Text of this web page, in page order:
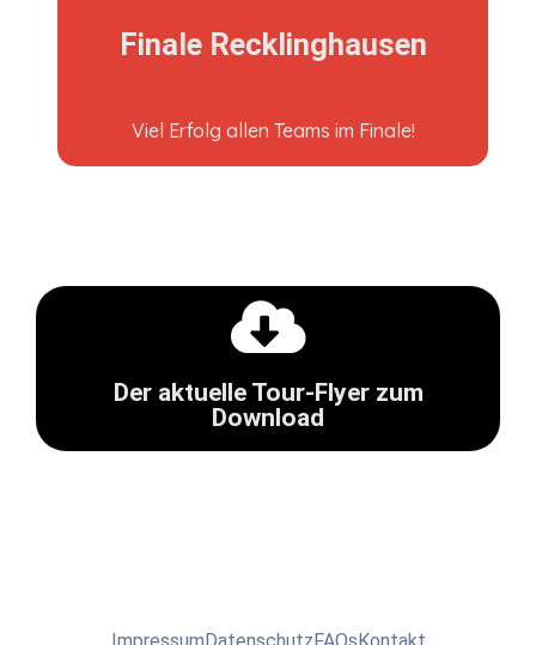
Finale Recklinghausen
Viel Erfolg allen Teams im Finale!
Der aktuelle Tour-Flyer zum
Download
PDF Tourflyer 2026 [aktualisiert
11.06.26]
Download 1 MB